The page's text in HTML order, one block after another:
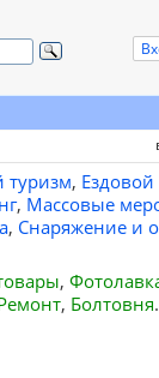
, Ездовой
, Массовые
, Снаряжение и
,
, Болтовня.